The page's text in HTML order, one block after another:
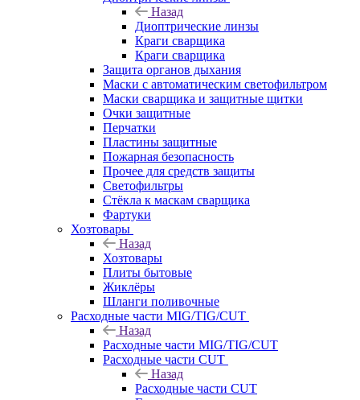
Назад
Диоптрические линзы
Краги сварщика
Краги сварщика
Защита органов дыхания
Маски с автоматическим светофильтром
Маски сварщика и защитные щитки
Очки защитные
Перчатки
Пластины защитные
Пожарная безопасность
Прочее для средств защиты
Светофильтры
Стёкла к маскам сварщика
Фартуки
Хозтовары
Назад
Хозтовары
Плиты бытовые
Жиклёры
Шланги поливочные
Расходные части MIG/TIG/CUT
Назад
Расходные части MIG/TIG/CUT
Расходные части CUT
Назад
Расходные части CUT